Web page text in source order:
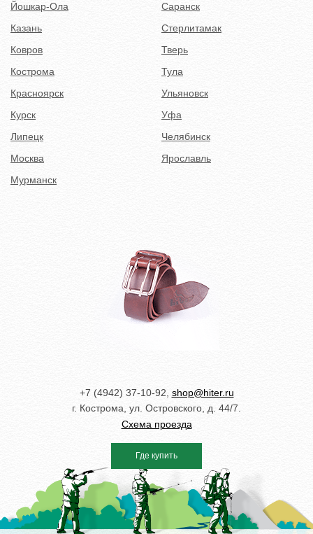
Йошкар-Ола
Казань
Ковров
Кострома
Красноярск
Курск
Липецк
Москва
Мурманск
Саранск
Стерлитамак
Тверь
Тула
Ульяновск
Уфа
Челябинск
Ярославль
+7 (4942) 37-10-92, shop@hiter.ru
г. Кострома, ул. Островского, д. 44/7.
Схема проезда
Где купить